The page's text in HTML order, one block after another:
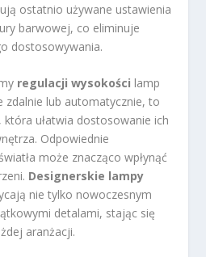
ostatnio używane ustawienia
barwowej, co eliminuje
dostosowywania.
regulacji wysokości lamp
zdalnie lub automatycznie, to
ułatwia dostosowanie ich
Odpowiednie
może znacząco wpłynąć
Designerskie lampy
nie tylko nowoczesnym
detalami, stając się
aranżacji.